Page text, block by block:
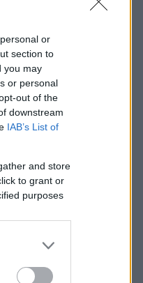
or
section to
you may
or personal
out of the
downstream
IAB’s List of
and store
to grant or
purposes